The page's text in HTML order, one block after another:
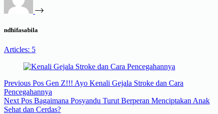
ndhifasabila
Articles: 5
Previous Pos Gen Z!!! Ayo Kenali Gejala Stroke dan Cara
Pencegahannya
Next Pos Bagaimana Posyandu Turut Berperan Menciptakan Anak
Sehat dan Cerdas?